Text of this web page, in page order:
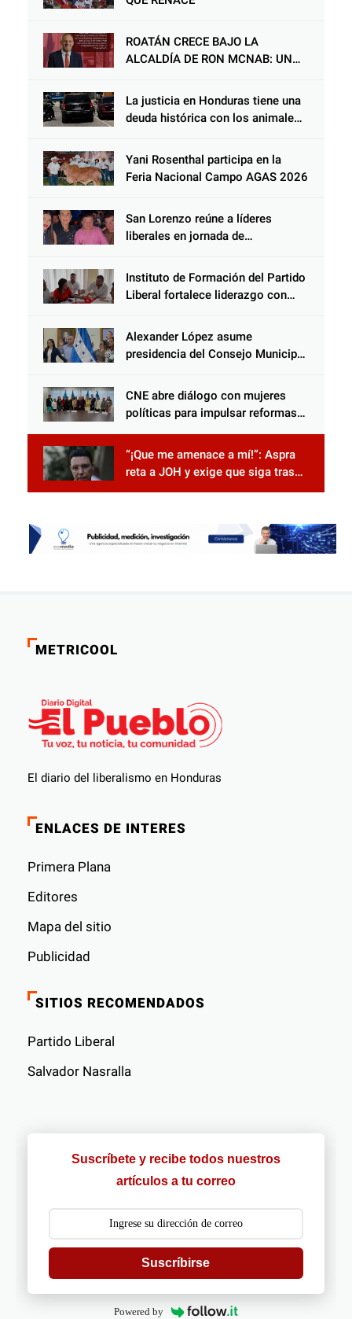
ROATÁN CRECE BAJO LA
ALCALDÍA DE RON MCNAB: UN
COMUNIDAD Y DEL PARTIDO
LIBERAL
La justicia en Honduras tiene una
deuda histórica con los animales,
peso de la ley al responsable de
Choloma es consolidar un Estado
que protege al verdugo y
Yani Rosenthal participa en la
Feria Nacional Campo AGAS 2026
San Lorenzo reúne a líderes
liberales en jornada de
Instituto de Formación del Partido
Liberal fortalece liderazgo con
Alexander López asume
presidencia del Consejo Municipal
Censo Nacional 2026
CNE abre diálogo con mujeres
políticas para impulsar reformas
“¡Que me amenace a mí!”: Aspra
reta a JOH y exige que siga tras
las rejas
METRICOOL
El diario del liberalismo en Honduras
ENLACES DE INTERES
Primera Plana
Editores
Mapa del sitio
Publicidad
SITIOS RECOMENDADOS
Partido Liberal
Salvador Nasralla
Suscríbete y recibe todos nuestros
artículos a tu correo
Suscríbirse
Powered by